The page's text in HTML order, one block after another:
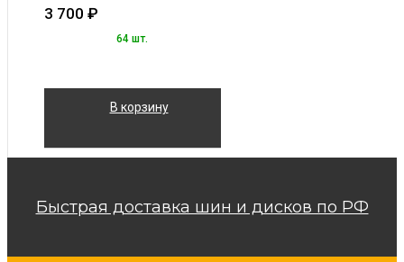
3 700 ₽
64 шт.
В корзину
Быстрая доставка шин и дисков по РФ